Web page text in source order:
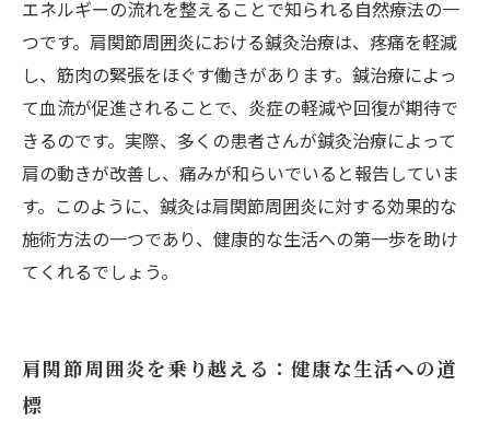
エネルギーの流れを整えることで知られる自然療法の一
つです。肩関節周囲炎における鍼灸治療は、疼痛を軽減
し、筋肉の緊張をほぐす働きがあります。鍼治療によっ
て血流が促進されることで、炎症の軽減や回復が期待で
きるのです。実際、多くの患者さんが鍼灸治療によって
肩の動きが改善し、痛みが和らいでいると報告していま
す。このように、鍼灸は肩関節周囲炎に対する効果的な
施術方法の一つであり、健康的な生活への第一歩を助け
てくれるでしょう。
肩関節周囲炎を乗り越える：健康な生活への道
標